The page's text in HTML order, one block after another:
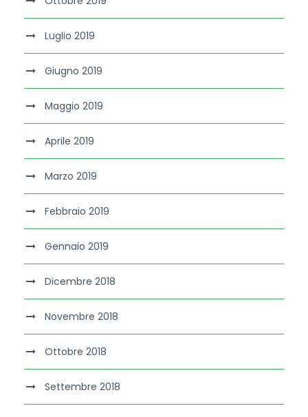
Luglio 2019
Giugno 2019
Maggio 2019
Aprile 2019
Marzo 2019
Febbraio 2019
Gennaio 2019
Dicembre 2018
Novembre 2018
Ottobre 2018
Settembre 2018